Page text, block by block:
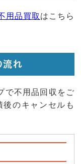
用品買取 はこちら
流れ
で不用品回収をご
のキャンセルも